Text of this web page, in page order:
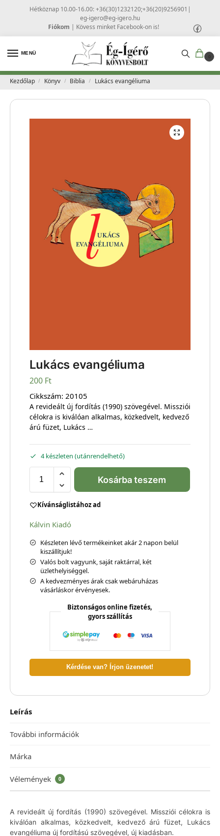
Hétköznap 10.00-16.00: +36(30)1232120;+36(20)9256901 |
eg-igero@eg-igero.hu
Fiókom | Kövess minket Facebook-on is!
MENÜ
0
Kezdőlap / Könyv / Biblia / Lukács evangéliuma
Lukács evangéliuma
200 Ft
Cikkszám: 20105
A revideált új fordítás (1990) szövegével. Missziói
célokra is kiválóan alkalmas, közkedvelt, kedvező
árú füzet, Lukács …
4 készleten (utánrendelhető)
Kosárba teszem
Kívánságlistához ad
Kálvin Kiadó
Készleten lévő termékeinket akár 2 napon belül
kiszállítjuk!
Valós bolt vagyunk, saját raktárral, két
üzlethelyiséggel.
A kedvezményes árak csak webáruházas
vásárláskor érvényesek.
Biztonságos online fizetés,
gyors szállítás
Kérdése van? Írjon üzenetet!
Leírás
További információk
Márka
Vélemények 0
A revideált új fordítás (1990) szövegével. Missziói célokra is
kiválóan alkalmas, közkedvelt, kedvező árú füzet, Lukács
evangéliuma új fordítású szövegével, új kiadásban.